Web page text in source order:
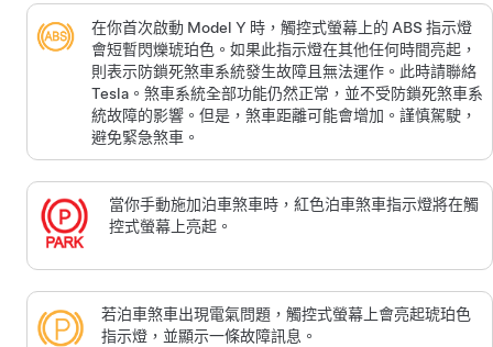
在你首次啟動 Model Y 時，觸控式螢幕上的 ABS 指示燈
會短暫閃爍琥珀色。如果此指示燈在其他任何時間亮起，
則表示防鎖死煞車系統發生故障且無法運作。此時請聯絡
Tesla。煞車系統全部功能仍然正常，並不受防鎖死煞車系
統故障的影響。但是，煞車距離可能會增加。謹慎駕駛，
避免緊急煞車。
當你手動施加泊車煞車時，紅色泊車煞車指示燈將在觸
控式螢幕上亮起。
若泊車煞車出現電氣問題，觸控式螢幕上會亮起琥珀色
指示燈，並顯示一條故障訊息。